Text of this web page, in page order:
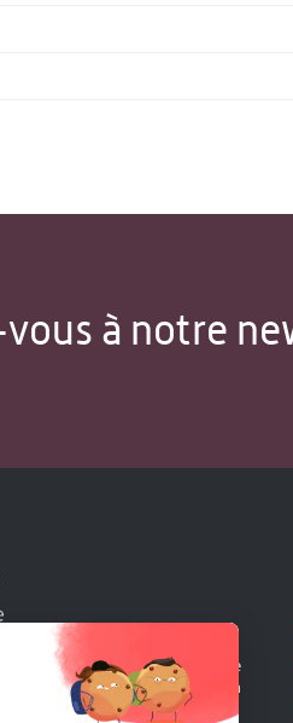
à notre
Maison Sciences de l'Homme
diffusion des connaissances en